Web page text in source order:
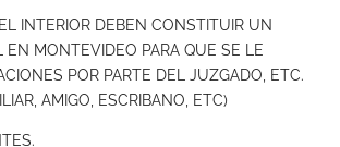
INTERIOR DEBEN CONSTITUIR UN
EN MONTEVIDEO PARA QUE SE LE
POR PARTE DEL JUZGADO, ETC.
AMIGO, ESCRIBANO, ETC)